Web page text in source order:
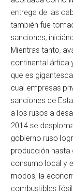
entrega de las
también fue
sanciones,
Mientras tanto,
continental ártica
que es
cual empresas
sanciones de
a los rusos a
2014 se
gobierno ruso
producción hasta
consumo local y
modos, la
combustibles